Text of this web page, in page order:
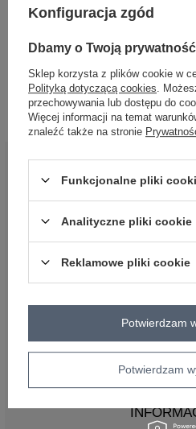
kamizelka z eko
Zaloguj się i zobacz
Płatności i
Zasady
Konfiguracja zgód
Dbamy o Twoją prywatność
Sklep korzysta z plików cookie w
Polityką dotyczącą cookies .
przechowywania lub dostępu do
Więcej informacji na temat
znaleźć także na stronie
Funkcjonalne pliki
Analityczne pliki cookie
Reklamowe pliki cookie
Potwierdzam
Potwierdzam